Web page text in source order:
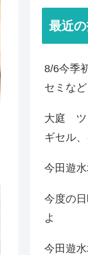
最近
8/6今季
セミなど
大庭 ツ
ギセル
今田遊
今度の
よ
今田遊